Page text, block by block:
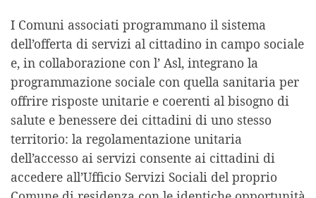
I Comuni associati programmano il sistema
dell’offerta di servizi al cittadino in campo sociale
e, in collaborazione con l’ Asl, integrano la
programmazione sociale con quella sanitaria per
offrire risposte unitarie e coerenti al bisogno di
salute e benessere dei cittadini di uno stesso
territorio: la regolamentazione unitaria
dell’accesso ai servizi consente ai cittadini di
accedere all’Ufficio Servizi Sociali del proprio